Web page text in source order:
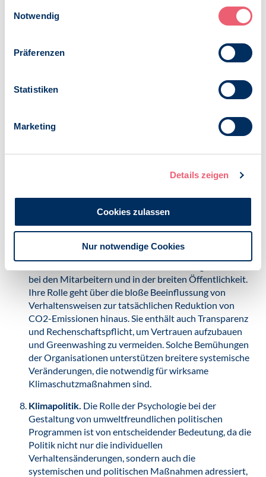
Notwendig
Präferenzen
Statistiken
Marketing
Details zeigen
Cookies zulassen
Nur notwendige Cookies
besonders aktiv sind. Die Überwindung von Barrieren
wie geringem Umweltbewusstsein und strukturellen
Bedeutung. Gemeinschaftsbasierte Interventionen
verbreiten. Dieser kollektive Ansatz fördert nicht nur
die Resilienz des Einzelnen und der Gruppe, sondern
mit globalen Ungleichheiten und der Verantwortung
Organisationen, einschließlich
Organisationen, prägen umweltfreundliches Verhalten
sowohl durch interne Richtlinien als auch durch
öffentliches Engagement. Indem sie ökologische Werte
einbeziehen, z. B. in Form von Leistungsindikatoren
bei den Mitarbeitern und in der breiten Öffentlichkeit.
Ihre Rolle geht über die bloße Beeinflussung von
Verhaltensweisen zur tatsächlichen Reduktion von
CO2-Emissionen hinaus. Sie enthält auch Transparenz
und Rechenschaftspflicht, um Vertrauen aufzubauen
und Greenwashing zu vermeiden. Solche Bemühungen
der Organisationen unterstützen breitere systemische
Veränderungen, die notwendig für wirksame
Klimaschutzmaßnahmen sind.
Klimapolitik. Die Rolle der Psychologie bei der
Gestaltung von umweltfreundlichen politischen
Programmen ist von entscheidender Bedeutung, da die
Politik nicht nur die individuellen
Verhaltensänderungen, sondern auch die
systemischen und politischen Maßnahmen adressiert,